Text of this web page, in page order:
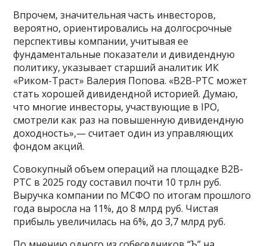
Впрочем, значительная часть инвесторов,
вероятно, ориентировались на долгосрочные
перспективы компании, учитывая ее
фундаментальные показатели и дивидендную
политику, указывает старший аналитик ИК
«Риком-Траст» Валерия Попова. «B2B-РТС может
стать хорошей дивидендной историей. Думаю,
что многие инвесторы, участвующие в IPO,
смотрели как раз на повышенную дивидендную
доходность»,— считает один из управляющих
фондом акций.
Совокупный объем операций на площадке B2B-
РТС в 2025 году составил почти 10 трлн руб.
Выручка компании по МСФО по итогам прошлого
года выросла на 11%, до 8 млрд руб. Чистая
прибыль увеличилась на 6%, до 3,7 млрд руб.